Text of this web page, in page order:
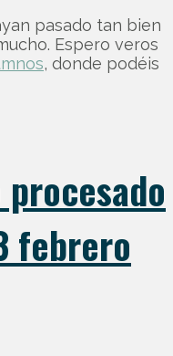
pasado tan bien
Espero veros
, donde podéis
febrero